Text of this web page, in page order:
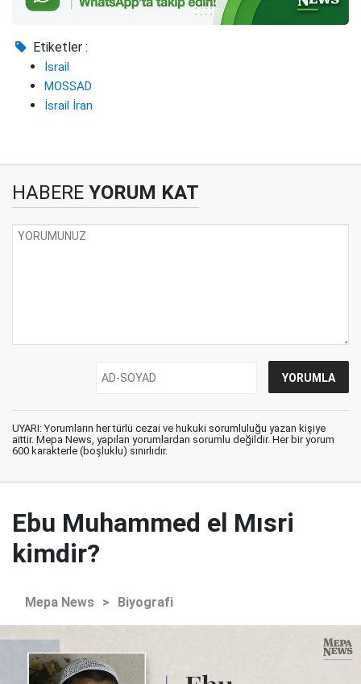
Etiketler :
İsrail
MOSSAD
İsrail İran
HABERE YORUM KAT
UYARI: Yorumların her türlü cezai ve hukuki sorumluluğu yazan kişiye
aittir. Mepa News, yapılan yorumlardan sorumlu değildir. Her bir yorum
600 karakterle (boşluklu) sınırlıdır.
Ebu Muhammed el Mısri
kimdir?
Mepa News > Biyografi